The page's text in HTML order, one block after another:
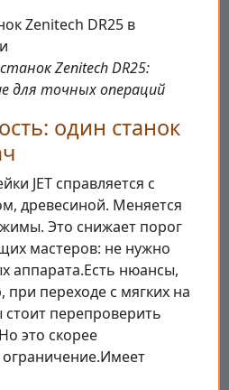
Zenitech DR25:
для точных операций
один станок
JET справляется с
древесиной. Меняется
Это снижает порог
мастеров: не нужно
аппарата.Есть нюансы,
переходе с мягких на
перепроверить
это скорее